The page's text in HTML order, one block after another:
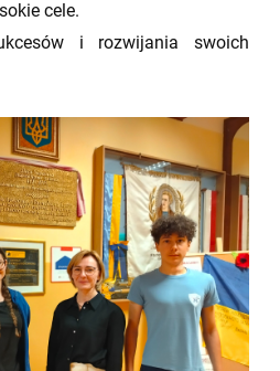
cele.
i rozwijania swoich